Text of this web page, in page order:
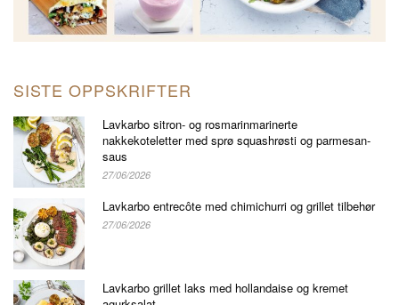
SISTE OPPSKRIFTER
Lavkarbo sitron- og rosmarinmarinerte
nakkekoteletter med sprø squashrøsti og parmesan-
saus
27/06/2026
Lavkarbo entrecôte med chimichurri og grillet tilbehør
27/06/2026
Lavkarbo grillet laks med hollandaise og kremet